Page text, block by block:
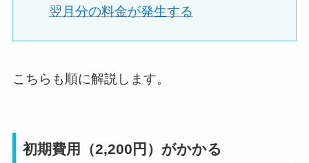
翌月分の料金が発生する
こちらも順に解説します。
初期費用（2,200円）がかかる